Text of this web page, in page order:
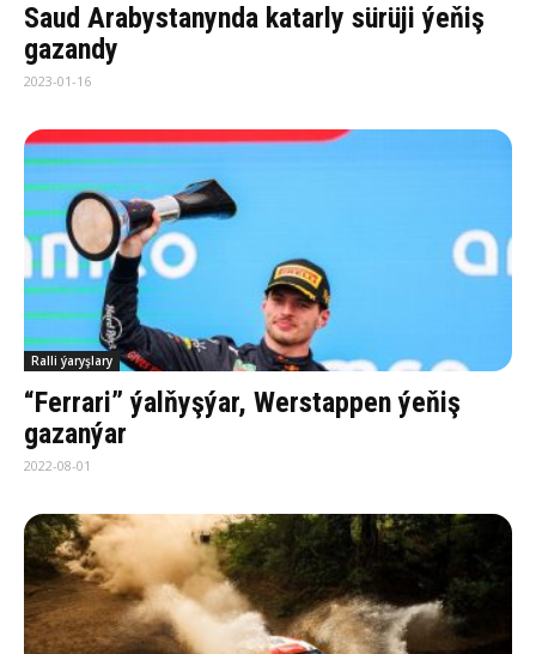
Saud Arabystanynda katarly sürüji ýeňiş
gazandy
2023-01-16
Ralli ýaryşlary
“Ferrari” ýalňyşýar, Werstappen ýeňiş
gazanýar
2022-08-01